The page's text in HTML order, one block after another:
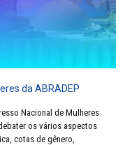
da ABRADEP
Nacional de Mulheres
os vários aspectos
cotas de gênero,